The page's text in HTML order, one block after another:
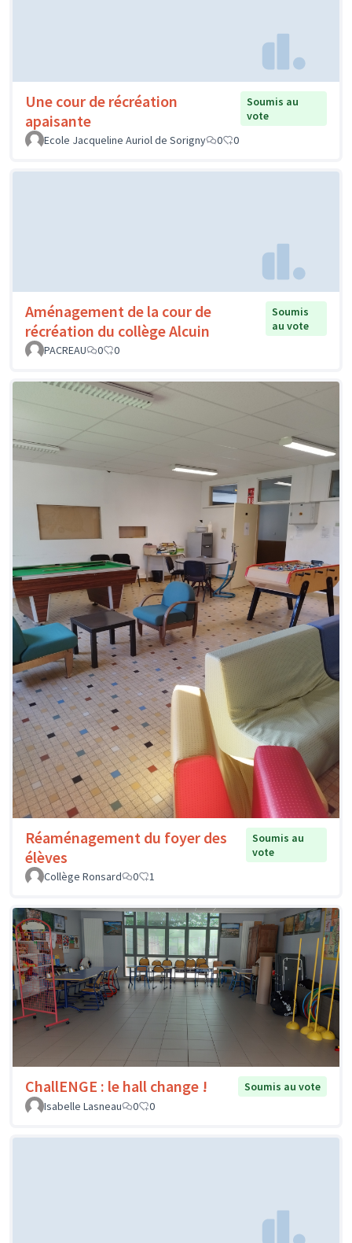
Une cour de récréation
apaisante
Soumis au
vote
Ecole Jacqueline Auriol de Sorigny
0 0
Aménagement de la cour de
récréation du collège Alcuin
Soumis
au vote
PACREAU
0 0
Réaménagement du foyer des
élèves
Soumis au
vote
Collège Ronsard
0 1
ChallENGE : le hall change !
Soumis au vote
Isabelle Lasneau
0 0